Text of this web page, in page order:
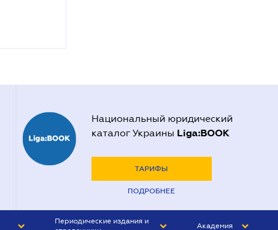
Национальный юридический
каталог Украины Liga:BOOK
ТАРИФЫ
ПОДРОБНЕЕ
Периодические издания и
Академия